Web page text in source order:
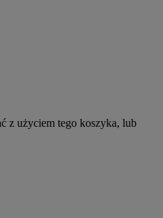
z użyciem tego koszyka, lub